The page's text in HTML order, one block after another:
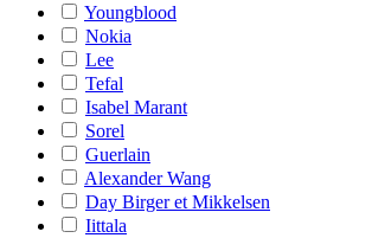
Youngblood
Nokia
Lee
Tefal
Isabel Marant
Sorel
Guerlain
Alexander Wang
Day Birger et Mikkelsen
Iittala